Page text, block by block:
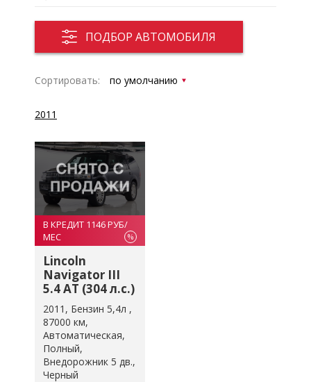
ПОДБОР АВТОМОБИЛЯ
Сортировать:
2011
В КРЕДИТ 1146 РУБ/
МЕС
%
Lincoln
Navigator III
5.4 AT (304 л.с.)
2011
Бензин 5,4л
87000 км
Автоматическая
Полный
Внедорожник 5 дв.
Черный